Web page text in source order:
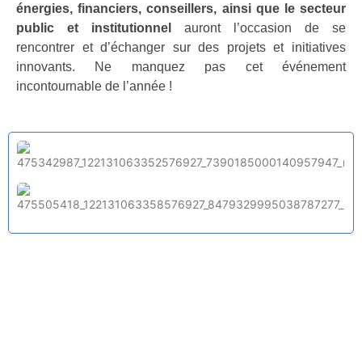
énergies, financiers, conseillers, ainsi que le secteur
public et institutionnel
auront l’occasion de se
rencontrer et d’échanger sur des projets et initiatives
innovants. Ne manquez pas cet événement
incontournable de l’année !